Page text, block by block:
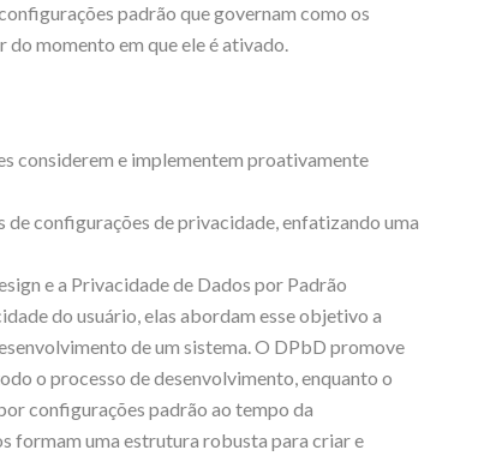
padrão que governam como os
momento em que ele é ativado.
considerem e implementem proativamente
configurações de privacidade, enfatizando uma
e a Privacidade de Dados por Padrão
do usuário, elas abordam esse objetivo a
de um sistema. O DPbD promove
o processo de desenvolvimento, enquanto o
configurações padrão ao tempo da
formam uma estrutura robusta para criar e